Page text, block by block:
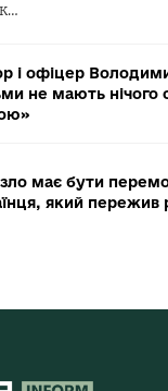
і офіцер
не мають нічого
має бути
який пережив